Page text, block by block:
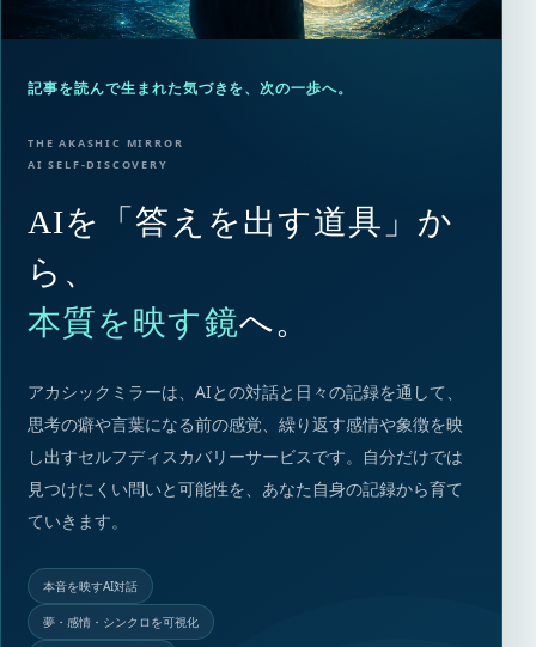
記事を読んで生まれた気づきを、次の一歩へ。
THE AKASHIC MIRROR
AI SELF-DISCOVERY
AIを「答えを出す道具」か
ら、
本質を映す鏡へ。
アカシックミラーは、AIとの対話と日々の記録を通して、
思考の癖や言葉になる前の感覚、繰り返す感情や象徴を映
し出すセルフディスカバリーサービスです。自分だけでは
見つけにくい問いと可能性を、あなた自身の記録から育て
ていきます。
本音を映すAI対話
夢・感情・シンクロを可視化